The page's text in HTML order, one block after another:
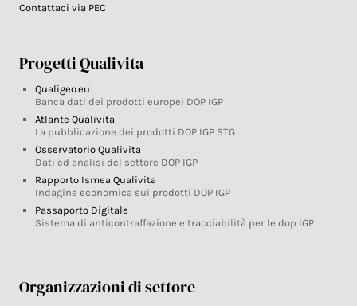
Contattaci via PEC
Progetti Qualivita
Qualigeo.eu
Banca dati dei prodotti europei DOP IGP
Atlante Qualivita
La pubblicazione dei prodotti DOP IGP STG
Osservatorio Qualivita
Dati ed analisi del settore DOP IGP
Rapporto Ismea Qualivita
Indagine economica sui prodotti DOP IGP
Passaporto Digitale
Sistema di anticontraffazione e tracciabilità per le dop IGP
Organizzazioni di settore